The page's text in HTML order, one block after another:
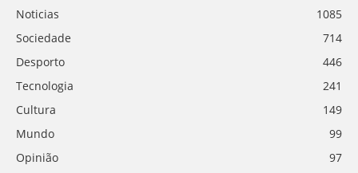
Noticias
1085
Sociedade
714
Desporto
446
Tecnologia
241
Cultura
149
Mundo
99
Opinião
97